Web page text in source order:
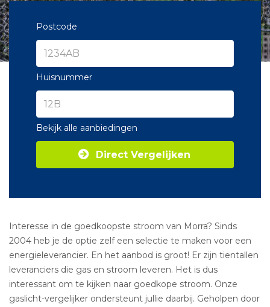
Postcode
Huisnummer
Bekijk alle aanbiedingen
Direct Vergelijken
Interesse in de goedkoopste stroom van Morra? Sinds
2004 heb je de optie zelf een selectie te maken voor een
energieleverancier. En het aanbod is groot! Er zijn tientallen
leveranciers die gas en stroom leveren. Het is dus
interessant om te kijken naar goedkope stroom. Onze
gaslicht-vergelijker ondersteunt jullie daarbij. Geholpen door